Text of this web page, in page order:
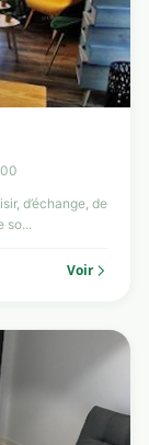
d’échange, de
ne so...
Voir